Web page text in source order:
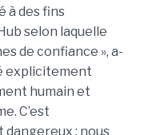
à des fins
selon laquelle
de confiance », a-
explicitement
humain et
C’est
dangereux : nous